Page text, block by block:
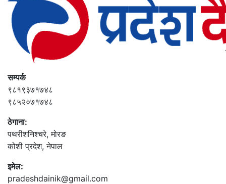
सम्पर्क
९८१९३७१७४८
९८५२०७१७४८
ठेगाना:
पथरीशनिश्‍चरे, मोरङ
कोशी प्रदेश, नेपाल
इमेल:
pradeshdainik@gmail.com